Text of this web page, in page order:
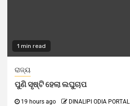
1 min read
ରାଜ୍ୟ
ପୁଣି ସୃଷ୍ଟି ହେଲା ଲଘୁଚାପ
19 hours ago DINALIPI ODIA PORTAL